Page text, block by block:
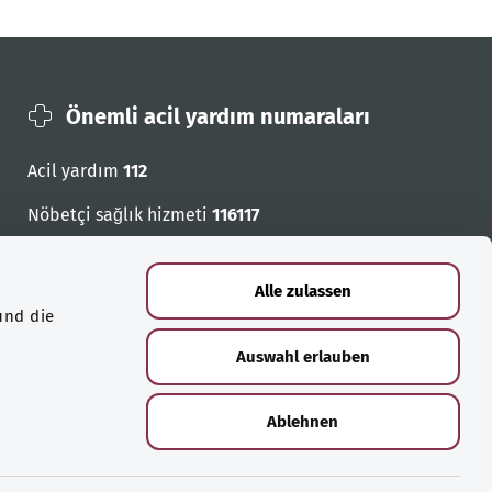
die
Alle zulassen
Auswahl erlauben
Ablehnen
Önemli acil yardım numaraları
Acil yardım 112
Nöbetçi sağlık hizmeti 116117
Acil cagri numaralari